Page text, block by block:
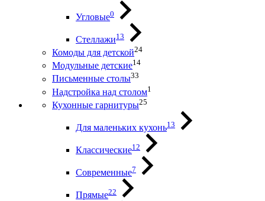
Угловые0
Стеллажи13
Комоды для детской24
Модульные детские14
Письменные столы33
Надстройка над столом1
Кухонные гарнитуры25
Для маленьких кухонь13
Классические12
Современные7
Прямые22